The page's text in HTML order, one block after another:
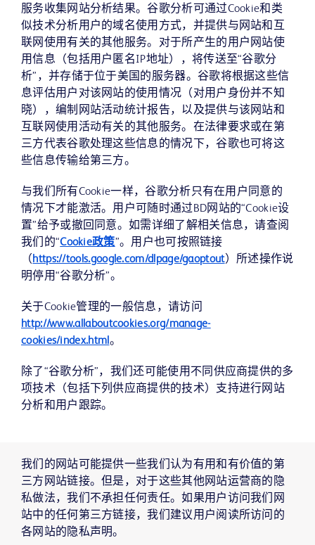
服务收集网站分析结果。谷歌分析可通过Cookie和类
似技术分析用户的域名使用方式，并提供与网站和互
联网使用有关的其他服务。对于所产生的用户网站使
用信息（包括用户匿名IP地址），将传送至“谷歌分
析”，并存储于位于美国的服务器。谷歌将根据这些信
息评估用户对该网站的使用情况（对用户身份并不知
晓），编制网站活动统计报告，以及提供与该网站和
互联网使用活动有关的其他服务。在法律要求或在第
三方代表谷歌处理这些信息的情况下，谷歌也可将这
些信息传输给第三方。
与我们所有Cookie一样，谷歌分析只有在用户同意的
情况下才能激活。用户可随时通过BD网站的“Cookie设
置”给予或撤回同意。如需详细了解相关信息，请查阅
我们的“Cookie政策”。用户也可按照链接
（ https://tools.google.com/dlpage/gaoptout）所述操作说
明停用“谷歌分析”。
关于Cookie管理的一般信息，请访问
http://www.allaboutcookies.org/manage-
cookies/index.html 。
除了“谷歌分析”，我们还可能使用不同供应商提供的多
项技术（包括下列供应商提供的技术）支持进行网站
分析和用户跟踪。
我们的网站可能提供一些我们认为有用和有价值的第
三方网站链接。但是，对于这些其他网站运营商的隐
私做法，我们不承担任何责任。如果用户访问我们网
站中的任何第三方链接，我们建议用户阅读所访问的
各网站的隐私声明。